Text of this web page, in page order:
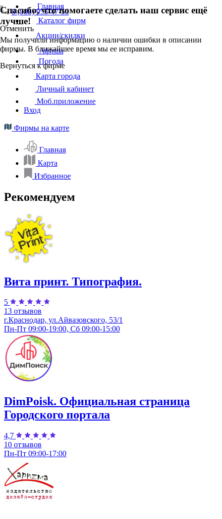
8 (988) 955-47-55
Отменить
Спасибо, что помогаете сделать наш сервис ещё
лучше!
Мы получили информацию о наличии ошибки в описании
фирмы. В ближайшее время мы ее исправим.
Вернуться к фирме
Главная
Каталог фирм
Акции/скидки
Афиша
Погода
Карта города
Личный кабинет
Моб.приложение
Вход
Фирмы на карте
Главная
Карта
Избранное
Рекомендуем
Вита принт. Типография.
5
13 отзывов
г.Краснодар, ул.​Айвазовского, 53/1
Пн-Пт 09:00-19:00, Сб 09:00-15:00
DimPoisk. Официальная страница
Городского портала
4,7
10 отзывов
Пн-Пт 09:00-17:00